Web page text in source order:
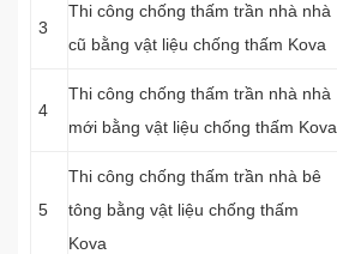
3
Thi công chống thấm trần nhà nhà
cũ bằng vật liệu chống thấm Kova
4
Thi công chống thấm trần nhà nhà
mới bằng vật liệu chống thấm Kova
5
Thi công chống thấm trần nhà bê
tông bằng vật liệu chống thấm
Kova